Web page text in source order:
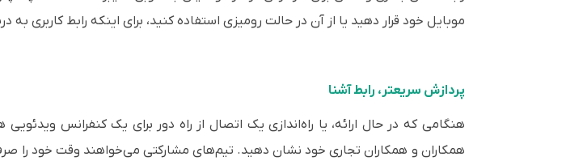
موبایل خود قرار دهید یا از آن در حالت رومیزی استفاده کنید، برای اینکه رابط کاربری
پردازش سریعتر، رابط آشنا
هنگامی که در حال ارائه، یا راه‌اندازی یک اتصال از راه دور برای یک کنفرانس
همکاران و همکاران تجاری خود نشان دهید. تیم‌های مشارکتی می‌خواهند وقت خود را